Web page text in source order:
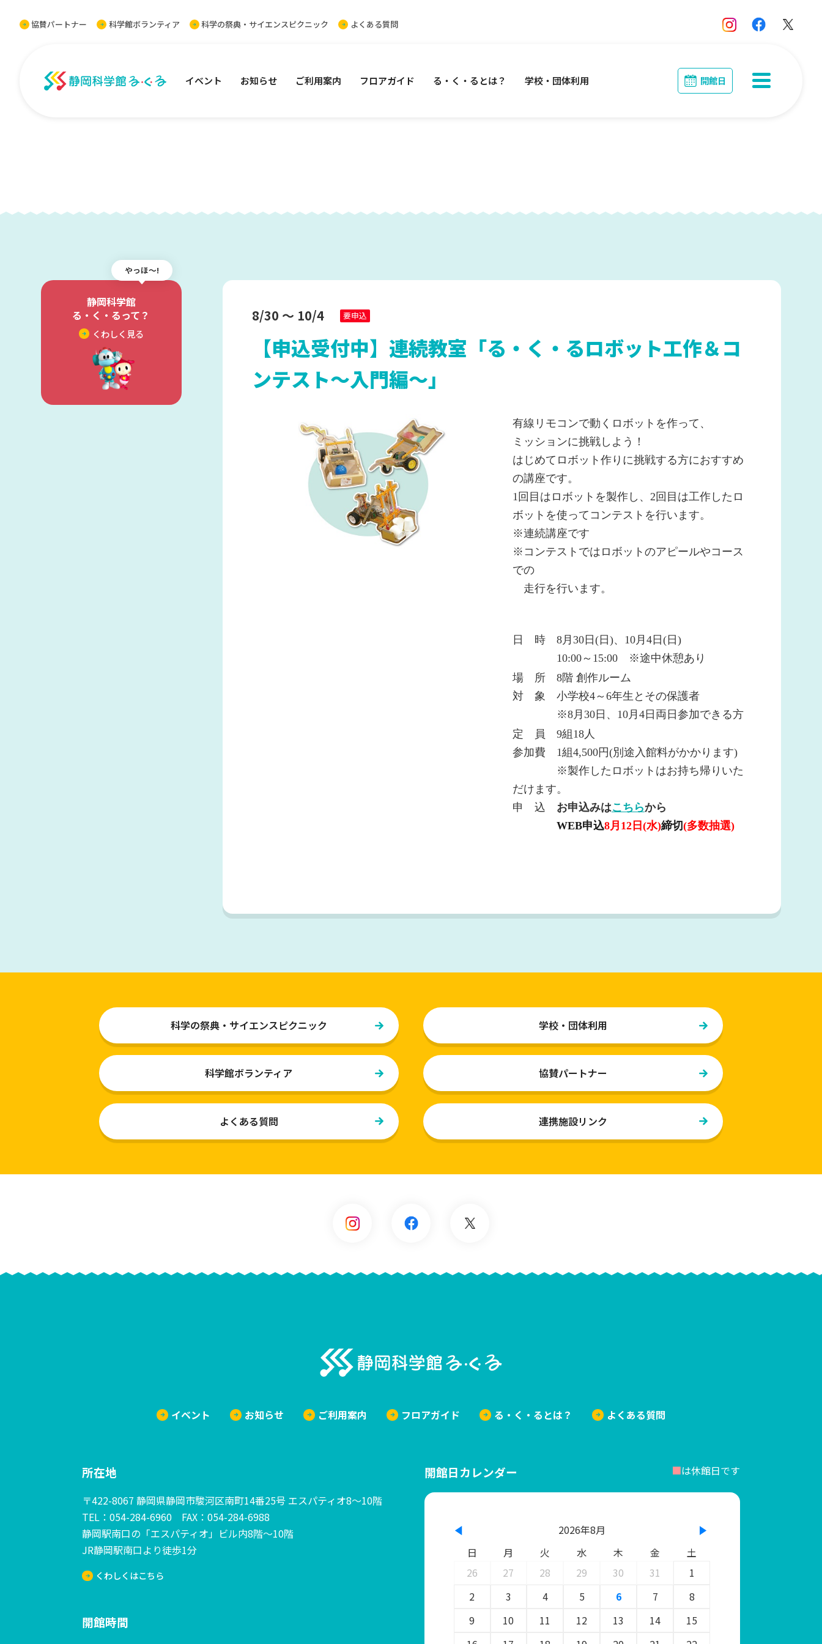
協賛パートナー 科学館ボランティア 科学の祭典・サイエンスピクニック よくある質問
静岡科学館る・く・る
イベント お知らせ ご利用案内 フロアガイド る・く・るとは？ 学校・団体利用 開館日
ご利用案内
季刊誌 ふろむ る・く・る
9F いきいきゾーン
応表
よくある質問
科学の祭典・サイエン
科学の祭典・サイエンスピ
サイエンスフェスティバルin
る・く・る 青少年のための
ボランティア募集
る・く・るナビゲーター募
連携施設リンク
静岡科学館
る・く・るって？
くわしく見る
やっほ〜!
要申込
8/30 ～ 10/4
【申込受付中】連続教室「る・く・るロボット工作＆コ
ンテスト～入門編～」
有線リモコンで動くロボットを作って、
ミッションに挑戦しよう！
はじめてロボット作りに挑戦する方におすすめ
の講座です。
1回目はロボットを製作し、2回目は工作したロ
ボットを使ってコンテストを行います。
※連続講座です
※コンテストではロボットのアピールやコース
での
走行を行います。
日 時 8月30日(日)、10月4日(日)
10:00～15:00 ※途中休憩あり
場 所 8階 創作ルーム
対 象 小学校4～6年生とその保護者
※8月30日、10月4日両日参加できる方
定 員 9組18人
参加費 1組4,500円(別途入館料がかかります)
※製作したロボットはお持ち帰りいた
だけます。
申 込 お申込みはこちらから
WEB申込8月12日(水)締切(多数抽選)
科学の祭典・サイエンスピクニック 学校・団体利用
科学館ボランティア 協賛パートナー
よくある質問 連携施設リンク
イベント お知らせ ご利用案内 フロアガイド る・く・るとは？ よくある質問
所在地
〒422-8067 静岡県静岡市駿河区南町14番25号 エスパティオ8～10階
TEL：054-284-6960 FAX：054-284-6988
静岡駅南口の「エスパティオ」ビル内8階～10階
JR静岡駅南口より徒歩1分
くわしくはこちら
開館時間
開館日カレンダー ■は休館日です
2026年8月
日
月 火 水 木 金
土
26
27 28 29 30 31
1
2
3 4 5 6 7
8
9
10 11 12 13 14
15